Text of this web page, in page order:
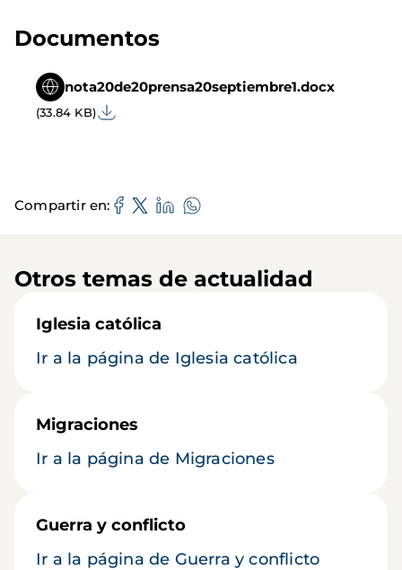
Documentos
nota20de20prensa20septiembre1.docx
(33.84 KB)
Compartir en
Otros temas de actualidad
Iglesia católica
Ir a la página de Iglesia católica
Migraciones
Ir a la página de Migraciones
Guerra y conflicto
Ir a la página de Guerra y conflicto